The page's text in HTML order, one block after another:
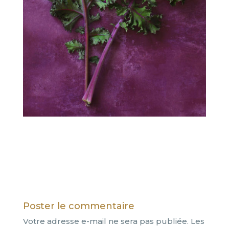
Poster le commentaire
Votre adresse e-mail ne sera pas publiée. Les